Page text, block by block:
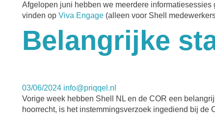
Afgelopen juni hebben we meerdere
vinden op Viva Engage(alleen voor Shell
Belangrijke
03/06/2024 info@priqqel.nl
Vorige week hebben Shell NL en de COR een
hoorrecht, is het instemmingsverzoek ingediend bij de